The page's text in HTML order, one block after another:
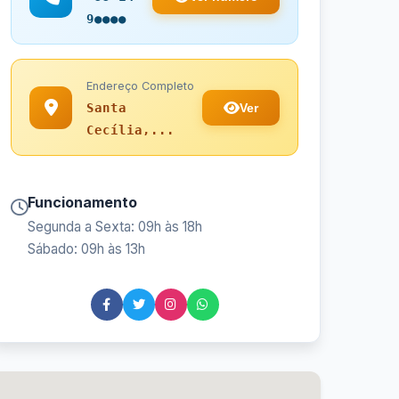
9●●●●
Endereço Completo
Santa
Cecília,...
Ver
Funcionamento
Segunda a Sexta: 09h às 18h
Sábado: 09h às 13h